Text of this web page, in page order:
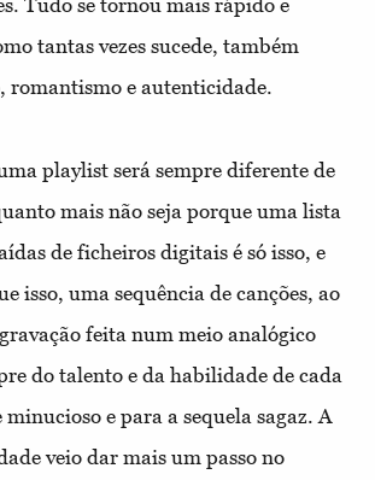
tantas vezes sucede, também
romantismo e autenticidade.
playlist será sempre diferente de
mais não seja porque uma lista
de ficheiros digitais é só isso, e
isso, uma sequência de canções, ao
feita num meio analógico
do talento e da habilidade de cada
e para a sequela sagaz. A
veio dar mais um passo no